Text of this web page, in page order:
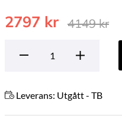
4149kr
2797 kr
Leverans: Utgått - TB